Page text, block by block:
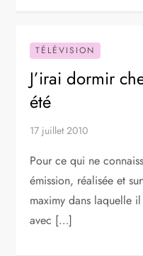
TÉLÉVISION
J’irai dormir
été
17 juillet 2010
Pour ce qui ne
émission, réalisée et
maximy dans laquelle
avec […]